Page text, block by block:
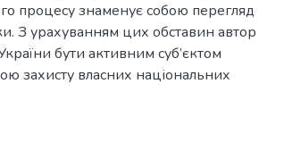
процесу знаменує собою перегляд
З урахуванням цих обставин автор
бути активним суб’єктом
захисту власних національних